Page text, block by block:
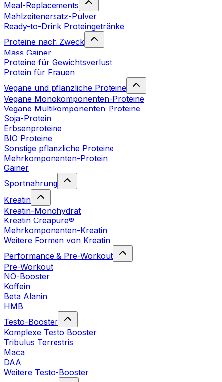
Meal-Replacements
Mahlzeitenersatz-Pulver
Ready-to-Drink Proteingetränke
Proteine nach Zweck
Mass Gainer
Proteine für Gewichtsverlust
Protein für Frauen
Vegane und pflanzliche Proteine
Vegane Monokomponenten-Proteine
Vegane Multikomponenten-Proteine
Soja-Protein
Erbsenproteine
BIO Proteine
Sonstige pflanzliche Proteine
Mehrkomponenten-Protein
Gainer
Sportnahrung
Kreatin
Kreatin-Monohydrat
Kreatin Creapure®
Mehrkomponenten-Kreatin
Weitere Formen von Kreatin
Performance & Pre-Workout
Pre-Workout
NO-Booster
Koffein
Beta Alanin
HMB
Testo-Booster
Komplexe Testo Booster
Tribulus Terrestris
Maca
DAA
Weitere Testo-Booster